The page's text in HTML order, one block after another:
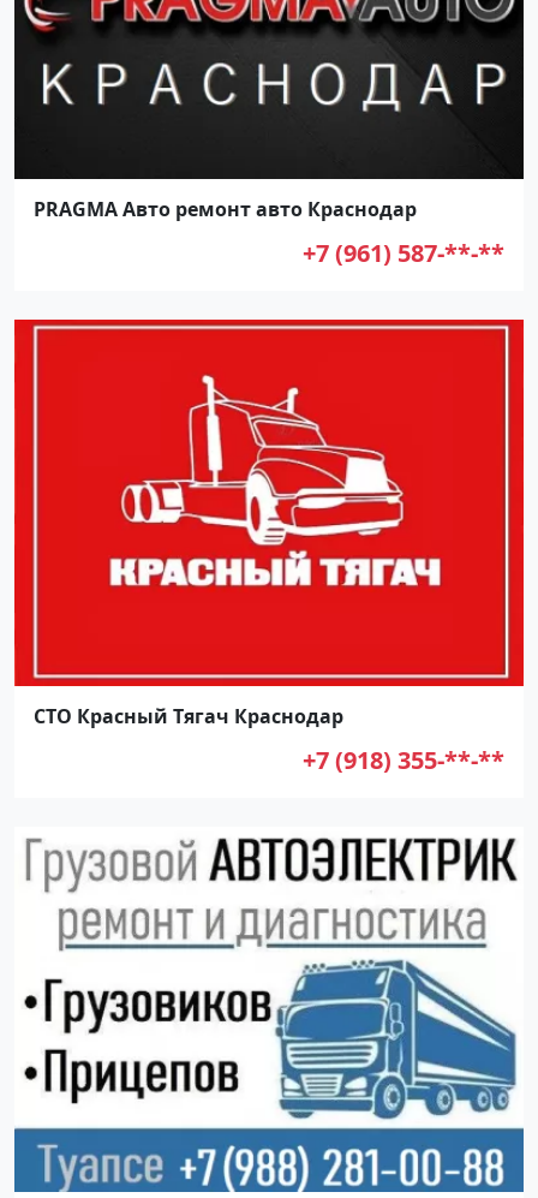
PRAGMA Авто ремонт авто Краснодар
+7 (961) 587-**-**
СТО Красный Тягач Краснодар
+7 (918) 355-**-**